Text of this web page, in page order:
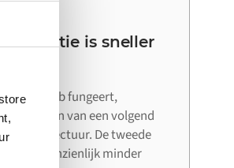
is sneller
hub fungeert,
aansluiten van een volgend
architectuur. De tweede
aanzienlijk minder